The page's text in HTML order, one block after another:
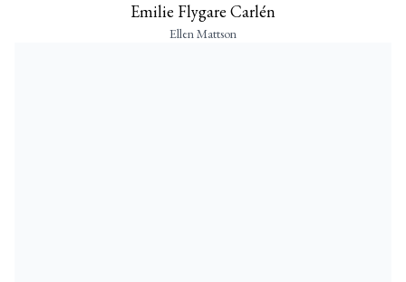
Emilie Flygare Carlén
Ellen Mattson